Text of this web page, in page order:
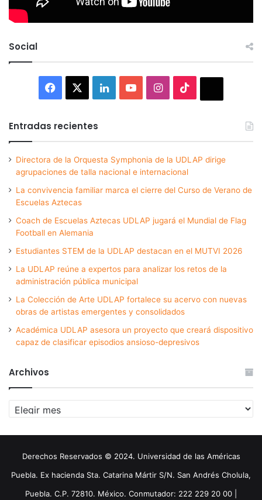
Social
Facebook LinkedInYouTubeInstagram
Entradas recientes
Directora de la Orquesta Symphonia de la UDLAP dirige
agrupaciones de talla nacional e internacional
La convivencia familiar marca el cierre del Curso de Verano de
Escuelas Aztecas
Coach de Escuelas Aztecas UDLAP jugará el Mundial de Flag
Football en Alemania
Estudiantes STEM de la UDLAP destacan en el MUTVI 2026
La UDLAP reúne a expertos para analizar los retos de la
administración pública municipal
La Colección de Arte UDLAP fortalece su acervo con nuevas
obras de artistas emergentes y consolidados
Académica UDLAP asesora un proyecto que creará dispositivo
capaz de clasificar episodios ansioso-depresivos
Archivos
Archivos
Derechos Reservados © 2024. Universidad de las Américas
Puebla. Ex hacienda Sta. Catarina Mártir S/N. San Andrés Cholula,
Puebla. C.P. 72810. México. Conmutador: 222 229 20 00 |